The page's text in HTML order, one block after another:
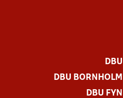
DBU
DBU BORNHOLM
DBU FYN